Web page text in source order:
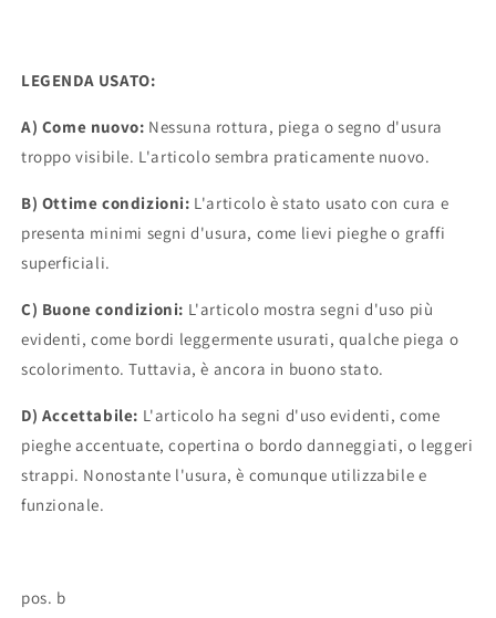
LEGENDA USATO:
A) Come nuovo: Nessuna rottura, piega o segno d'usura
troppo visibile. L'articolo sembra praticamente nuovo.
B) Ottime condizioni: L'articolo è stato usato con cura e
presenta minimi segni d'usura, come lievi pieghe o graffi
superficiali.
C) Buone condizioni: L'articolo mostra segni d'uso più
evidenti, come bordi leggermente usurati, qualche piega o
scolorimento. Tuttavia, è ancora in buono stato.
D) Accettabile: L'articolo ha segni d'uso evidenti, come
pieghe accentuate, copertina o bordo danneggiati, o leggeri
strappi. Nonostante l'usura, è comunque utilizzabile e
funzionale.
pos. b